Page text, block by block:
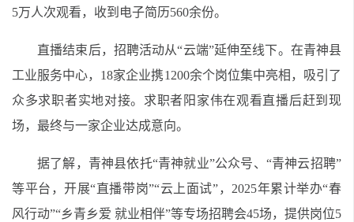
5万人次观看，收到电子简历560余份。
直播结束后，招聘活动从“云端”延伸至线下。在青神县
工业服务中心，18家企业携1200余个岗位集中亮相，吸引了
众多求职者实地对接。求职者阳家伟在观看直播后赶到现
场，最终与一家企业达成意向。
据了解，青神县依托“青神就业”公众号、“青神云招聘”
等平台，开展“直播带岗”“云上面试”，2025年累计举办“春
风行动”“乡青乡爱 就业相伴”等专场招聘会45场，提供岗位5